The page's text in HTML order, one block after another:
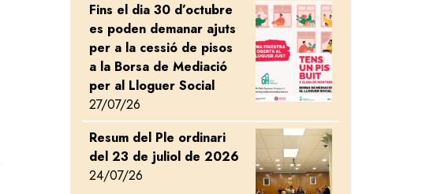
Fins el dia 30 d’octubre
es poden demanar ajuts
per a la cessió de pisos
a la Borsa de Mediació
per al Lloguer Social
27/07/26
Image
Resum del Ple ordinari
del 23 de juliol de 2026
24/07/26
Image